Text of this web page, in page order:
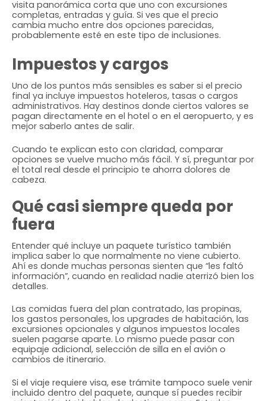
visita panorámica corta que uno con excursiones
completas, entradas y guía. Si ves que el precio
cambia mucho entre dos opciones parecidas,
probablemente esté en este tipo de inclusiones.
Impuestos y cargos
Uno de los puntos más sensibles es saber si el precio
final ya incluye impuestos hoteleros, tasas o cargos
administrativos. Hay destinos donde ciertos valores se
pagan directamente en el hotel o en el aeropuerto, y es
mejor saberlo antes de salir.
Cuando te explican esto con claridad, comparar
opciones se vuelve mucho más fácil. Y sí, preguntar por
el total real desde el principio te ahorra dolores de
cabeza.
Qué casi siempre queda por
fuera
Entender qué incluye un paquete turístico también
implica saber lo que normalmente no viene cubierto.
Ahí es donde muchas personas sienten que “les faltó
información”, cuando en realidad nadie aterrizó bien los
detalles.
Las comidas fuera del plan contratado, las propinas,
los gastos personales, los upgrades de habitación, las
excursiones opcionales y algunos impuestos locales
suelen pagarse aparte. Lo mismo puede pasar con
equipaje adicional, selección de silla en el avión o
cambios de itinerario.
Si el viaje requiere visa, ese trámite tampoco suele venir
incluido dentro del paquete, aunque sí puedes recibir